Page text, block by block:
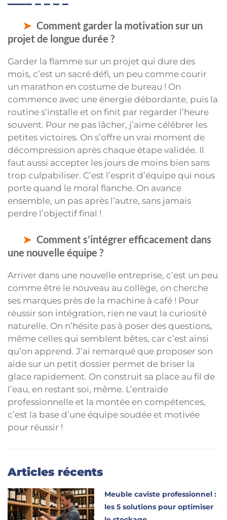
Comment garder la motivation sur un
projet de longue durée ?
Garder la flamme sur un projet qui dure des
mois, c’est un sacré défi, un peu comme courir
un marathon en costume de bureau ! On
commence avec une énergie débordante, puis la
routine s’installe et on finit par regarder l’heure
souvent. Pour ne pas lâcher, j’aime célébrer les
petites victoires. On s’offre un vrai moment de
décompression après chaque étape validée. Il
faut aussi accepter les jours de moins bien sans
trop culpabiliser. C’est l’esprit d’équipe qui nous
porte quand le moral flanche. On avance
ensemble, un pas après l’autre, sans jamais
perdre l’objectif final !
Comment s’intégrer efficacement dans
une nouvelle équipe ?
Arriver dans une nouvelle entreprise, c’est un peu
comme être le nouveau au collège, on cherche
ses marques près de la machine à café ! Pour
réussir son intégration, rien ne vaut la curiosité
naturelle. On n’hésite pas à poser des questions,
même celles qui semblent bêtes, car c’est ainsi
qu’on apprend. J’ai remarqué que proposer son
aide sur un petit dossier permet de briser la
glace rapidement. On construit sa place au fil de
l’eau, en restant soi, même. L’entraide
professionnelle et la montée en compétences,
c’est la base d’une équipe soudée et motivée
pour réussir !
Articles récents
Meuble caviste professionnel :
les 5 solutions pour optimiser